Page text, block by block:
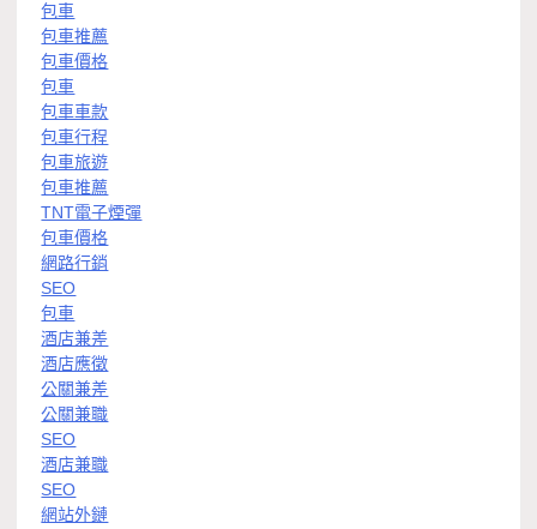
包車
包車推薦
包車價格
包車
包車車款
包車行程
包車旅遊
包車推薦
TNT電子煙彈
包車價格
網路行銷
SEO
包車
酒店兼差
酒店應徵
公關兼差
公關兼職
SEO
酒店兼職
SEO
網站外鏈